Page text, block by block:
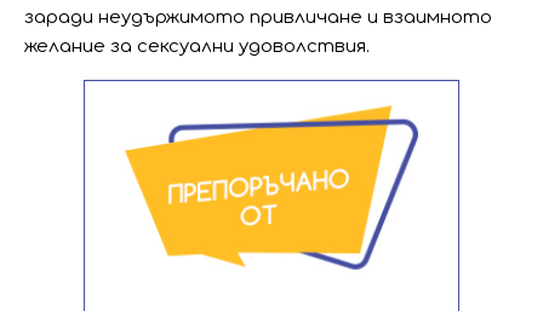
заради неудържимото привличане и взаимното
желание за сексуални удоволствия.